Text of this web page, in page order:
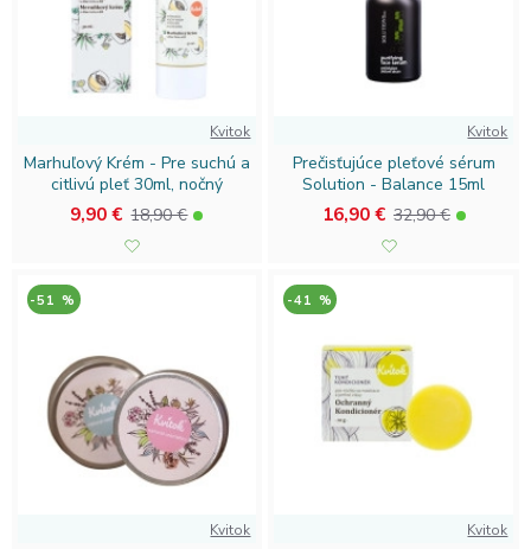
Kvitok
Marhuľový Krém - Pre suchú a
citlivú pleť 30ml, nočný
9,90 € 18,90 €
Kvitok
Prečisťujúce pleťové sérum
Solution - Balance 15ml
16,90 € 32,90 €
-51 %
Kvitok
-41 %
Kvitok